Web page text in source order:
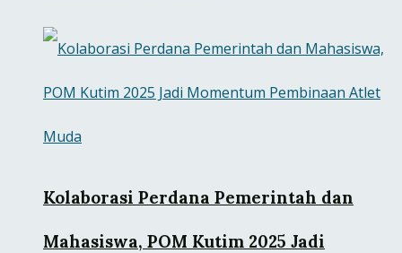
Kolaborasi Perdana Pemerintah dan
Mahasiswa, POM Kutim 2025 Jadi